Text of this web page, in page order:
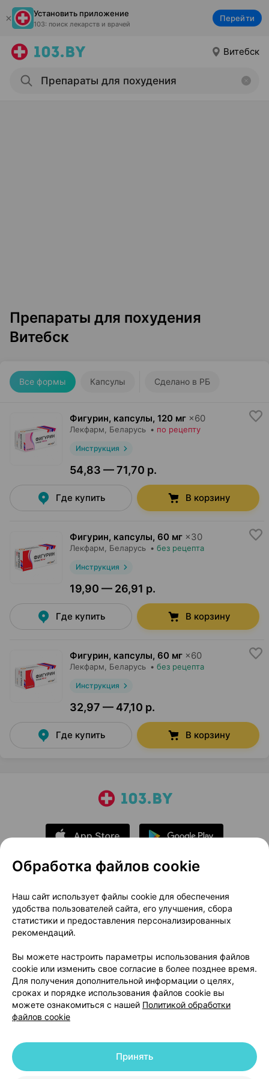
Установить приложение
103: поиск лекарств и врачей
Перейти
Витебск
Препараты для похудения
Витебск
Все формы Капсулы Сделано в РБ
Фигурин, капсулы, 120 мг ×60
Лекфарм , Беларусь • по рецепту
Инструкция
54,83 — 71,70 р.
Где купить В корзину
Фигурин, капсулы, 60 мг ×30
Лекфарм , Беларусь • без рецепта
Инструкция
19,90 — 26,91 р.
Где купить В корзину
Фигурин, капсулы, 60 мг ×60
Лекфарм , Беларусь • без рецепта
Инструкция
32,97 — 47,10 р.
Где купить В корзину
О проекте
Новости проекта
Размещение рекламы
Медицинский маркетинг
Публичный договор
Доставка
Способы оплаты
Вакансии
Партнеры
Написать руководителю 103.by
Написать в поддержку
Персональные настройки Cookie
© 2026 ООО «Артокс Лаб», УНП 191700409 | 220012, Республика Беларусь,
Обработка файлов cookie
Наш сайт использует файлы cookie для обеспечения
удобства пользователей сайта, его улучшения, сбора
статистики и предоставления персонализированных
рекомендаций.
Вы можете настроить параметры использования файлов
cookie или изменить свое согласие в более позднее время.
Для получения дополнительной информации о целях,
сроках и порядке использования файлов cookie вы
можете ознакомиться с нашей Политикой обработки
файлов cookie
Принять